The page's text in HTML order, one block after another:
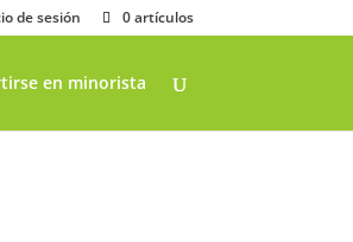
de sesión 0 artículos
en minorista